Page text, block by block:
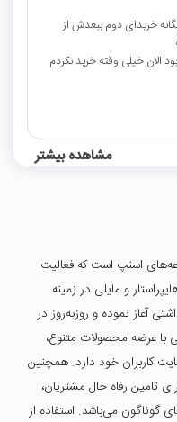
خریدای دوم ببعدش از
الان خیلی وقته خرید نکردم
مشاهده بیشتر
اسنپ است که فعالیت
و مایلی در زمینه
آغاز نموده و روزبه‌روز در
با عرضه محصولات متنوع،
کاربران خود دارد. همچنین
تامین رفاه حال مشتریان،
گوناگون می‌باشد. استفاده از